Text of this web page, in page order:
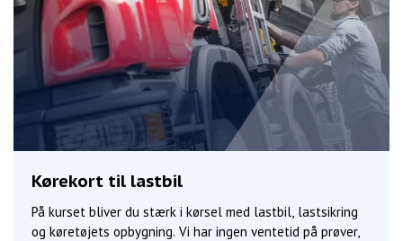
Kørekort til lastbil
På kurset bliver du stærk i kørsel med lastbil, lastsikring
og køretøjets opbygning. Vi har ingen ventetid på prøver,